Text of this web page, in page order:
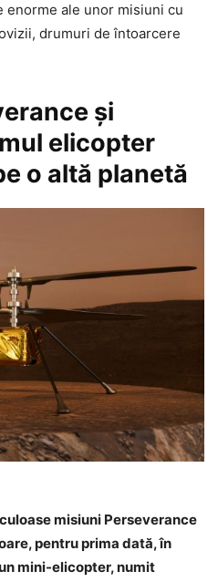
ale unor misiuni cu
drumuri de întoarcere
şi
elicopter
o altă planetă
misiuni Perseverance
pentru prima dată, în
mini-elicopter, numit